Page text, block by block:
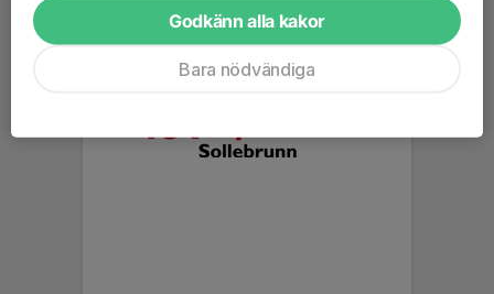
Godkänn alla kakor
Bara nödvändiga